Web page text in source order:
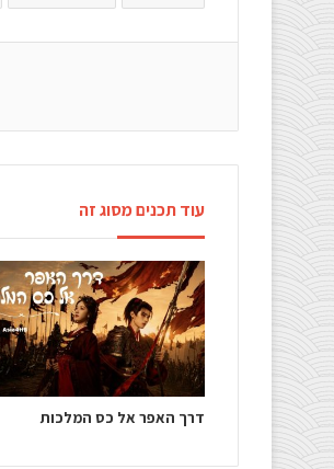
עוד תכנים מסוג זה
דרך האפר אל כס המלכות